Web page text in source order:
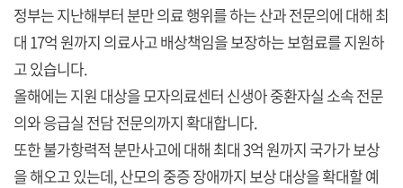
정부는 지난해부터 분만 의료 행위를 하는 산과 전문의에 대해 최
대 17억 원까지 의료사고 배상책임을 보장하는 보험료를 지원하
고 있습니다.
올해에는 지원 대상을 모자의료센터 신생아 중환자실 소속 전문
의와 응급실 전담 전문의까지 확대합니다.
또한 불가항력적 분만사고에 대해 최대 3억 원까지 국가가 보상
을 해오고 있는데, 산모의 중증 장애까지 보상 대상을 확대할 예